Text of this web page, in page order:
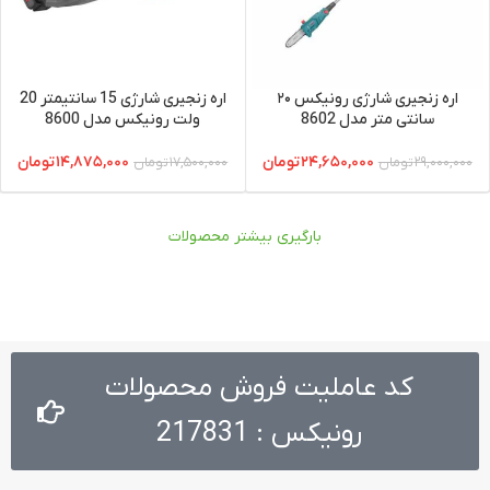
اره زنجیری شارژی رونیکس ۲۰
سانتی متر مدل 8602
۲۹,۰۰۰,۰۰۰تومان ۲۴,۶۵۰,۰۰۰تومان
اره زنجیری شارژی 15 سانتیمتر 20
ولت رونیکس مدل 8600
۱۷,۵۰۰,۰۰۰تومان ۱۴,۸۷۵,۰۰۰تومان
بارگیری بیشتر محصولات
کد عاملیت فروش محصولات
رونیکس : 217831